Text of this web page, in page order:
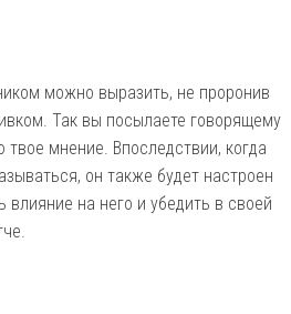
можно выразить, не проронив
Так вы посылаете говорящему
твое мнение. Впоследствии, когда
он также будет настроен
на него и убедить в своей